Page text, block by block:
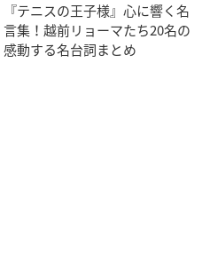
『テニスの王子様』心に響く名
言集！越前リョーマたち20名の
感動する名台詞まとめ